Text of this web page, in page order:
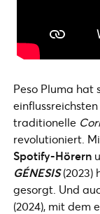
Peso Pluma hat
traditionelle
revolutioniert.
Spotify-Hörern
GÉNESIS(2023)
gesorgt. Und
(2024), mit dem